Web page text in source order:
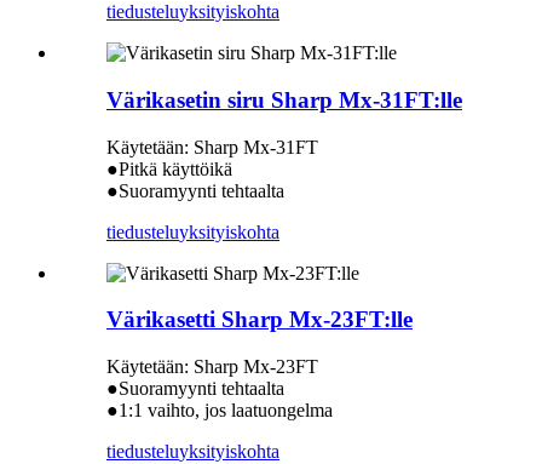
tiedusteluyksityiskohta
Värikasetin siru Sharp Mx-31FT:lle
Käytetään: Sharp Mx-31FT
●Pitkä käyttöikä
●Suoramyynti tehtaalta
tiedusteluyksityiskohta
Värikasetti Sharp Mx-23FT:lle
Käytetään: Sharp Mx-23FT
●Suoramyynti tehtaalta
●1:1 vaihto, jos laatuongelma
tiedusteluyksityiskohta